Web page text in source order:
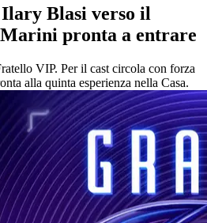
Blasi verso il
pronta a entrare
VIP. Per il cast circola con forza
alla quinta esperienza nella Casa.